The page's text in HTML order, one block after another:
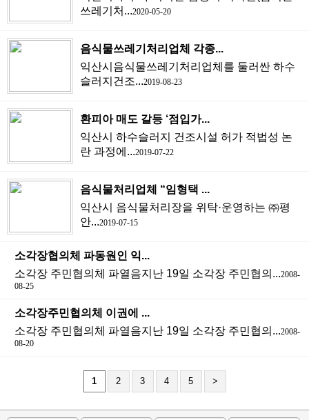
쓰레기처...2020-05-20
음식물쓰레기처리업체 각종...
익산시음식물쓰레기처리업체를 둘러싼 하수
슬러지건조...2019-08-23
환피아 매도 갈등 ‘점입가...
익산시 하수슬러지 건조시설 허가 적법성 논
란 과정에...2019-07-22
음식물처리업체 “임형택 ...
익산시 음식물처리장을 위탁·운영하는 ㈜평
안...2019-07-15
소각장협의체 파동원인 익...
소각장 주민협의체 파열음지난 19일 소각장 주민협의...2008-
08-25
소각장주민협의체 이권에 ...
소각장 주민협의체 파열음지난 19일 소각장 주민협의...2008-
08-20
1 2 3 4 5 >